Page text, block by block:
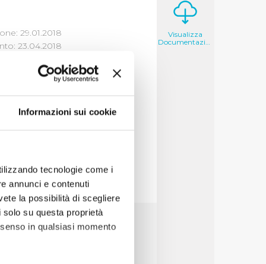
Informazioni sui cookie
tecnologie come i
annunci e contenuti
la possibilità di scegliere
su questa proprietà
in qualsiasi momento
29.01.2018
23.04.2018
DI OIV
Visualizza
Documentazione